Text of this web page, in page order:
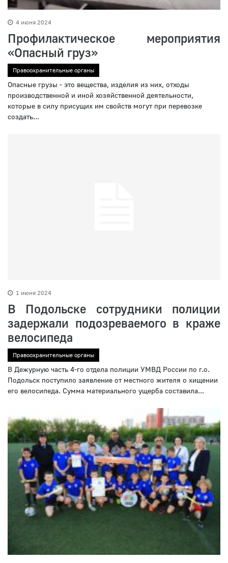
4 июня 2024
Профилактическое мероприятия
«Опасный груз»
Правоохранительные органы
Опасные грузы - это вещества, изделия из них, отходы
производственной и иной хозяйственной деятельности,
которые в силу присущих им свойств могут при перевозке
создать...
1 июня 2024
В Подольске сотрудники полиции
задержали подозреваемого в краже
велосипеда
Правоохранительные органы
В Дежурную часть 4-го отдела полиции УМВД России по г.о.
Подольск поступило заявление от местного жителя о хищении
его велосипеда. Сумма материального ущерба составила...